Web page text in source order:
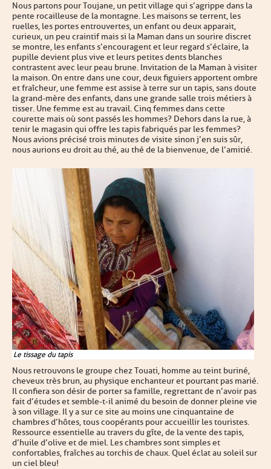
Nous partons pour Toujane, un petit village qui s’agrippe dans la
pente rocailleuse de la montagne. Les maisons se terrent, les
ruelles, les portes entrouvertes, un enfant ou deux apparait,
curieux, un peu craintif mais si la Maman dans un sourire discret
se montre, les enfants s’encouragent et leur regard s’éclaire, la
pupille devient plus vive et leurs petites dents blanches
contrastent avec leur peau brune. Invitation de la Maman à visiter
la maison. On entre dans une cour, deux figuiers apportent ombre
et fraîcheur, une femme est assise à terre sur un tapis, sans doute
la grand-mère des enfants, dans une grande salle trois métiers à
tisser. Une femme est au travail. Cinq femmes dans cette
courette mais où sont passés les hommes ? Dehors dans la rue, à
tenir le magasin qui offre les tapis fabriqués par les femmes ?
Nous avions précisé trois minutes de visite sinon j’en suis sûr,
nous aurions eu droit au thé, au thé de la bienvenue, de l’amitié.
Le tissage du tapis
Nous retrouvons le groupe chez Touati, homme au teint buriné,
cheveux très brun, au physique enchanteur et pourtant pas marié.
Il confiera son désir de porter sa famille, regrettant de n’avoir pas
fait d’études et semble-t-il animé du besoin de donner pleine vie
à son village. Il y a sur ce site au moins une cinquantaine de
chambres d’hôtes, tous coopérants pour accueillir les touristes.
Ressource essentielle au travers du gîte, de la vente des tapis,
d’huile d’olive et de miel. Les chambres sont simples et
confortables, fraîches au torchis de chaux. Quel éclat au soleil sur
un ciel bleu !